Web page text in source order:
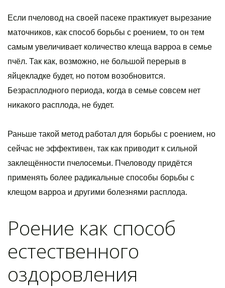
Если пчеловод на своей пасеке практикует вырезание
маточников, как способ борьбы с роением, то он тем
самым увеличивает количество клеща варроа в семье
пчёл. Так как, возможно, не большой перерыв в
яйцекладке будет, но потом возобновится.
Безрасплодного периода, когда в семье совсем нет
никакого расплода, не будет.
Раньше такой метод работал для борьбы с роением, но
сейчас не эффективен, так как приводит к сильной
заклещённости пчелосемьи. Пчеловоду придётся
применять более радикальные способы борьбы с
клещом варроа и другими болезнями расплода.
Роение как способ
естественного
оздоровления